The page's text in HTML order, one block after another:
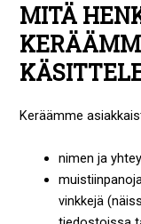
MITÄ
Keräämme
nimen ja
vinkkejä